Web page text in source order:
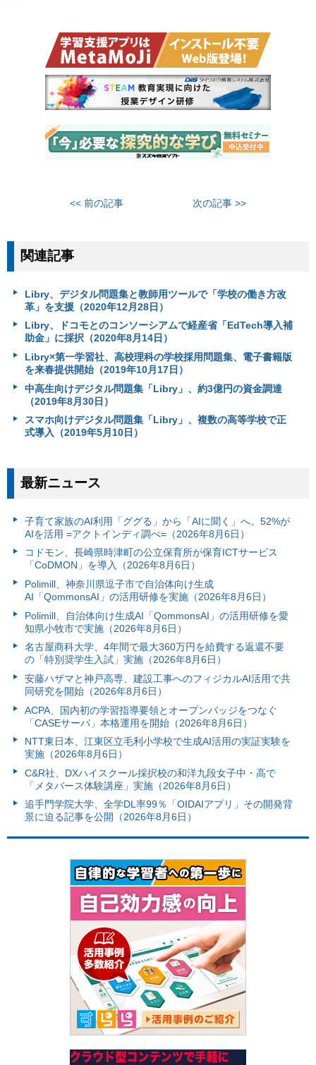
<< 前の記事 次の記事 >>
関連記事
Libry、デジタル問題集と教師用ツールで「学校の働き方改
革」を支援（2020年12月28日）
Libry、ドコモとのコンソーシアムで経産省「EdTech導入補
助金」に採択（2020年8月14日）
Libry×第一学習社、高校理科の学校採用問題集、電子書籍版
を来春提供開始（2019年10月17日）
中高生向けデジタル問題集「Libry」、約3億円の資金調達
（2019年8月30日）
スマホ向けデジタル問題集「Libry」、複数の高等学校で正
式導入（2019年5月10日）
最新ニュース
子育て家族のAI利用「ググる」から「AIに聞く」へ。52%が
AIを活用 =アクトインディ調べ=（2026年8月6日）
コドモン、長崎県時津町の公立保育所が保育ICTサービス
「CoDMON」を導入（2026年8月6日）
Polimill、神奈川県逗子市で自治体向け生成
AI「QommonsAI」の活用研修を実施（2026年8月6日）
Polimill、自治体向け生成AI「QommonsAI」の活用研修を愛
知県小牧市で実施（2026年8月6日）
名古屋商科大学、4年間で最大360万円を給費する返還不要
の「特別奨学生入試」実施（2026年8月6日）
安藤ハザマと神戸高専、建設工事へのフィジカルAI活用で共
同研究を開始（2026年8月6日）
ACPA、国内初の学習指導要領とオープンバッジをつなぐ
「CASEサーバ」本格運用を開始（2026年8月6日）
NTT東日本、江東区立毛利小学校で生成AI活用の実証実験を
実施（2026年8月6日）
C&R社、DXハイスクール採択校の和洋九段女子中・高で
「メタバース体験講座」実施（2026年8月6日）
追手門学院大学、全学DL率99％「OIDAIアプリ」その開発背
景に迫る記事を公開（2026年8月6日）